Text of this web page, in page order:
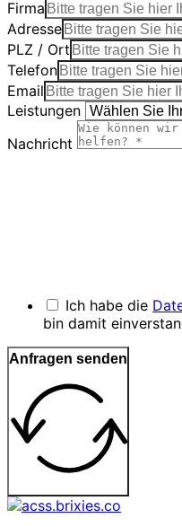
Firma
Adresse
PLZ / Ort
Telefon
Email
Leistungen
Nachricht
Ich habe die
bin damit
Anfragen senden